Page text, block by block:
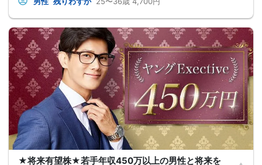
★将来有望株★若手年収450万以上の男性と将来を